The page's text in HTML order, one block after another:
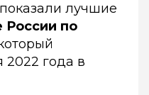
лучшие
России по
2022 года в